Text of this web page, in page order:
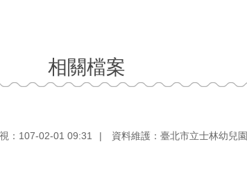
相關檔案
：107-02-01 09:31 資料維護：臺北市立士林幼兒園